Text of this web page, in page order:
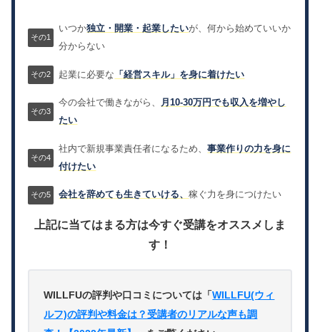
いつか独立・開業・起業したいが、何から始めていいか
分からない
起業に必要な 「経営スキル」を身に着けたい
今の会社で働きながら、
月10-30万円でも収入を増やし
たい
社内で新規事業責任者になるため、事業作りの力を身に
付けたい
会社を辞めても生きていける、稼ぐ力を身につけたい
上記に当てはまる方は今すぐ受講をオススメしま
す！
WILLFUの評判や口コミについては「WILLFU(ウィ
ルフ)の評判や料金は？受講者のリアルな声も調